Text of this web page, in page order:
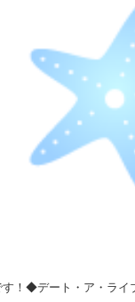
す！◆デート・ア・ラ